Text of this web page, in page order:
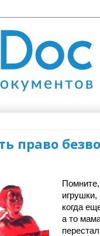
право
игрушки,
когда
а то